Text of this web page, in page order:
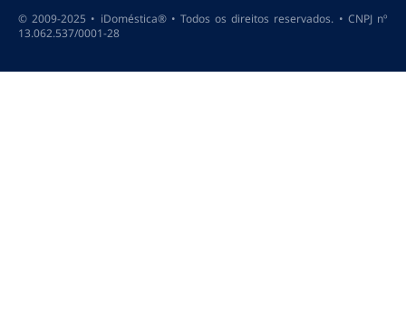
© 2009-2025 • iDoméstica® • Todos os direitos reservados. • CNPJ nº
13.062.537/0001-28